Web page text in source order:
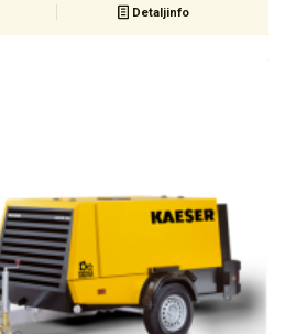
Detaljinfo